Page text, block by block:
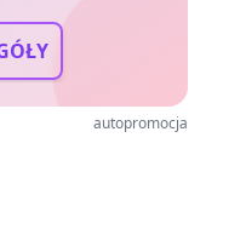
autopromocja